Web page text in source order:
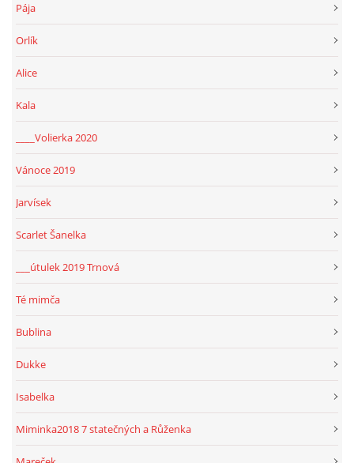
Pája
Orlík
Alice
Kala
____Volierka 2020
Vánoce 2019
Jarvísek
Scarlet Šanelka
___útulek 2019 Trnová
Té mimča
Bublina
Dukke
Isabelka
Miminka2018 7 statečných a Růženka